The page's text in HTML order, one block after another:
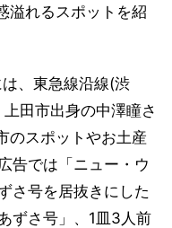
溢れるスポットを紹
、東急線沿線(渋
田市出身の中澤瞳さ
のスポットやお土産
告では「ニュー・ウ
さ号を居抜きにした
ずさ号」、1皿3人前